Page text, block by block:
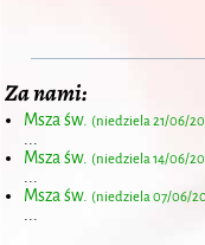
Za nami:
Msza św. (niedziela 21/06/
Msza św. (niedziela 14/06/
Msza św. (niedziela 07/06/